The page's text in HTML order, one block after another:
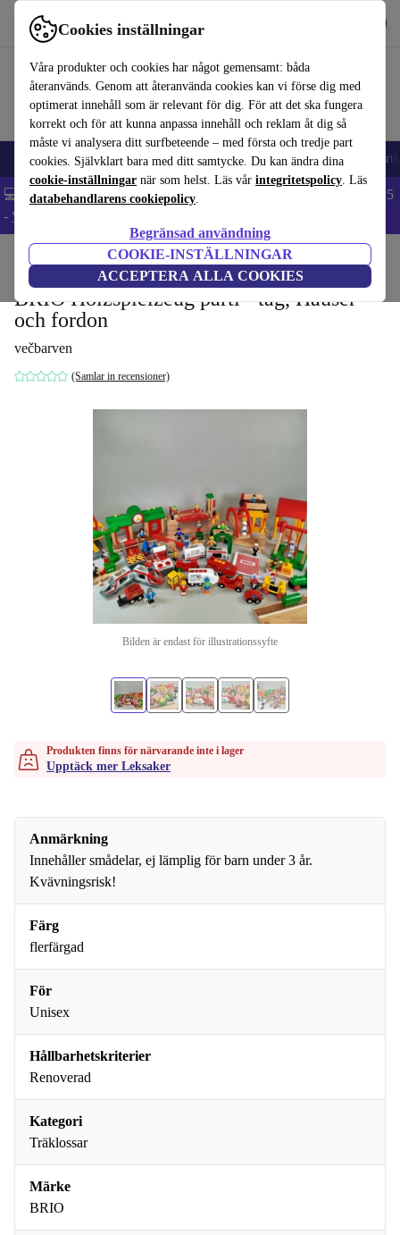
Cookies inställningar
Våra produkter och cookies har något gemensamt: båda
återanvänds. Genom att återanvända cookies kan vi förse dig med
optimerat innehåll som är relevant för dig. För att det ska fungera
korrekt och för att kunna anpassa innehåll och reklam åt dig så
måste vi analysera ditt surfbeteende – med första och tredje part
cookies. Självklart bara med ditt samtycke. Du kan ändra dina
cookie-inställningar när som helst. Läs vår integritetspolicy. Läs
databehandlarens cookiepolicy.
Begränsad användning
COOKIE-INSTÄLLNINGAR
ACCEPTERA ALLA COOKIES
Använd refurbed snabbt och enkelt
🎒 Back to school Mobiltelefoner Bärbara datorer Surfplattor
💻 Extra 5% rabatt på alla MacBooks och laptops - Code: LAPTOP5
- Villkor
Leksaker
BRIO Holzspielzeug parti - tåg, Häuser
och fordon
večbarven
(Samlar in recensioner)
Bilden är endast för illustrationssyfte
Produkten finns för närvarande inte i lager
Upptäck mer Leksaker
Anmärkning
Innehåller smådelar, ej lämplig för barn under 3 år.
Kvävningsrisk!
Färg
flerfärgad
För
Unisex
Hållbarhetskriterier
Renoverad
Kategori
Träklossar
Märke
BRIO